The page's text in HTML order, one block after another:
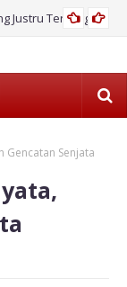
Justru Tertinggal!
Gencatan Senjata